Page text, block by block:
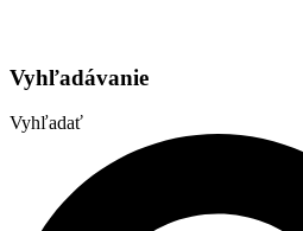
Vyhľadávanie
Vyhľadať